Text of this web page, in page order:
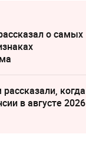
о самых
когда
в августе 2026